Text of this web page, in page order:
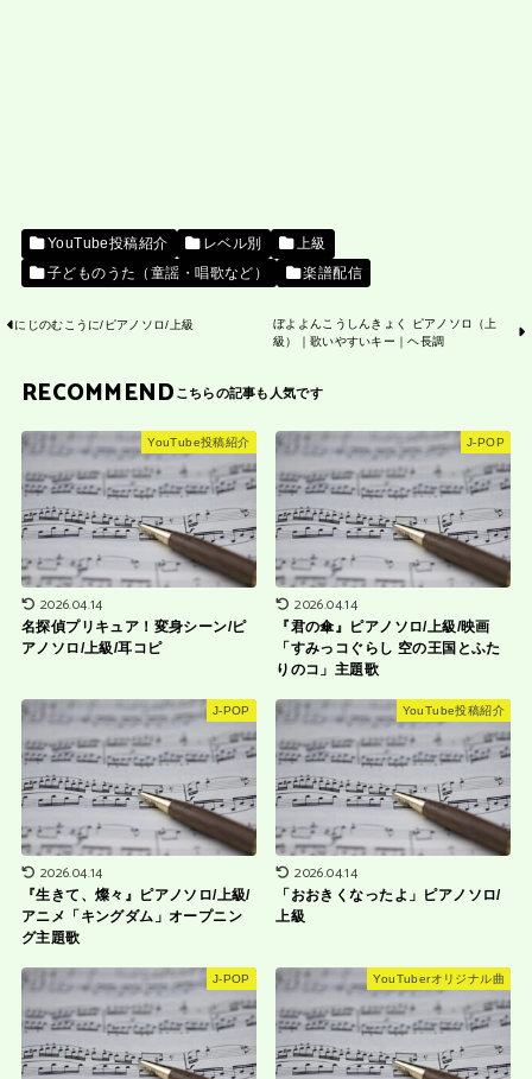
YouTube投稿紹介 レベル別
上級
子どものうた（童謡・唱歌など）
楽譜配信
にじのむこうに/ピアノソロ/上級
ぼよよんこうしんきょく ピアノソロ（上
級）｜歌いやすいキー｜ヘ長調
RECOMMEND
YouTube投稿紹介
2026.04.14
名探偵プリキュア！変身シーン/ピ
アノソロ/上級/耳コピ
J-POP
2026.04.14
『君の傘』ピアノソロ/上級/映画
「すみっコぐらし 空の王国とふた
りのコ」主題歌
J-POP
2026.04.14
『生きて、燦々』ピアノソロ/上級/
アニメ「キングダム」オープニン
グ主題歌
YouTube投稿紹介
2026.04.14
「おおきくなったよ」ピアノソロ/
上級
J-POP YouTuberオリジナル曲